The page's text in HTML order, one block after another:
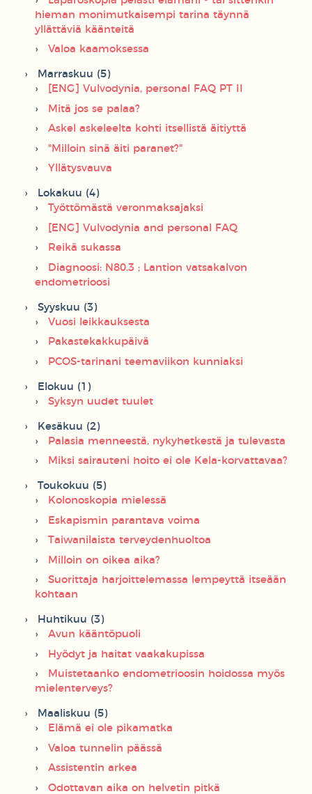
hieman monimutkaisempi tarina täynnä
yllättäviä käänteitä
Valoa kaamoksessa
Marraskuu (5)
[ENG] Vulvodynia, personal FAQ PT II
Mitä jos se palaa?
Askel askeleelta kohti itsellistä äitiyttä
"Milloin sinä äiti paranet?"
Yllätysvauva
Lokakuu (4)
Työttömästä veronmaksajaksi
[ENG] Vulvodynia and personal FAQ
Reikä sukassa
Diagnoosi: N80.3 ; Lantion vatsakalvon
endometrioosi
Syyskuu (3)
Vuosi leikkauksesta
Pakastekakkupäivä
PCOS-tarinani teemaviikon kunniaksi
Elokuu (1)
Syksyn uudet tuulet
Kesäkuu (2)
Palasia menneestä, nykyhetkestä ja tulevasta
Miksi sairauteni hoito ei ole Kela-korvattavaa?
Toukokuu (5)
Kolonoskopia mielessä
Eskapismin parantava voima
Taiwanilaista terveydenhuoltoa
Milloin on oikea aika?
Suorittaja harjoittelemassa lempeyttä itseään
kohtaan
Huhtikuu (3)
Avun kääntöpuoli
Hyödyt ja haitat vaakakupissa
Muistetaanko endometrioosin hoidossa myös
mielenterveys?
Maaliskuu (5)
Elämä ei ole pikamatka
Valoa tunnelin päässä
Assistentin arkea
Odottavan aika on helvetin pitkä